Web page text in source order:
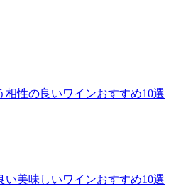
相性の良いワインおすすめ10選
い美味しいワインおすすめ10選